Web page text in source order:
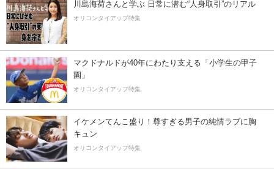
川島海荷さんと学ぶ 日常に潜む“人身取引”のリアル
オリコンタイアップ特集
マクドナルドが40年にわたり支える「小学生の甲子
園」
オリコンタイアップ特集
イケメンてんこ盛り！尊すぎる男子の純情ラブに胸
キュン
オリコンタイアップ特集